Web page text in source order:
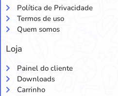
Política de Privacidade
Termos de uso
Quem somos
Loja
Painel do cliente
Downloads
Carrinho